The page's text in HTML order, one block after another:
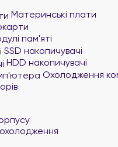
Материнські плати
пам'яті
SSD накопичувачі
HDD накопичувачі
Охолодження